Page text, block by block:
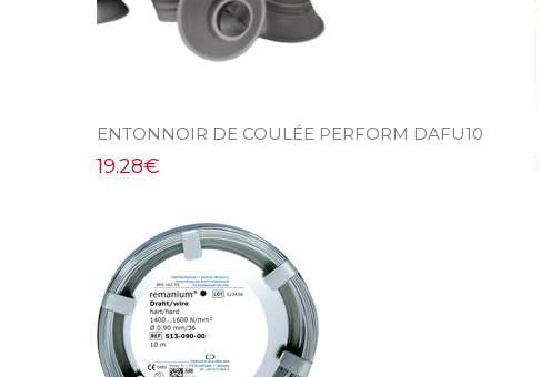
ENTONNOIR DE COULÉE PERFORM DAFU10
19.28€